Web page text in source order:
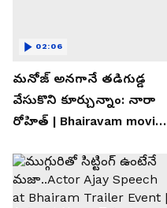
మనోజ్ అనగానే తడిగుడ్డ
వేసుకొని కూర్చున్నాం: నారా
రోహిత్ | Bhairavam movie |
02:06